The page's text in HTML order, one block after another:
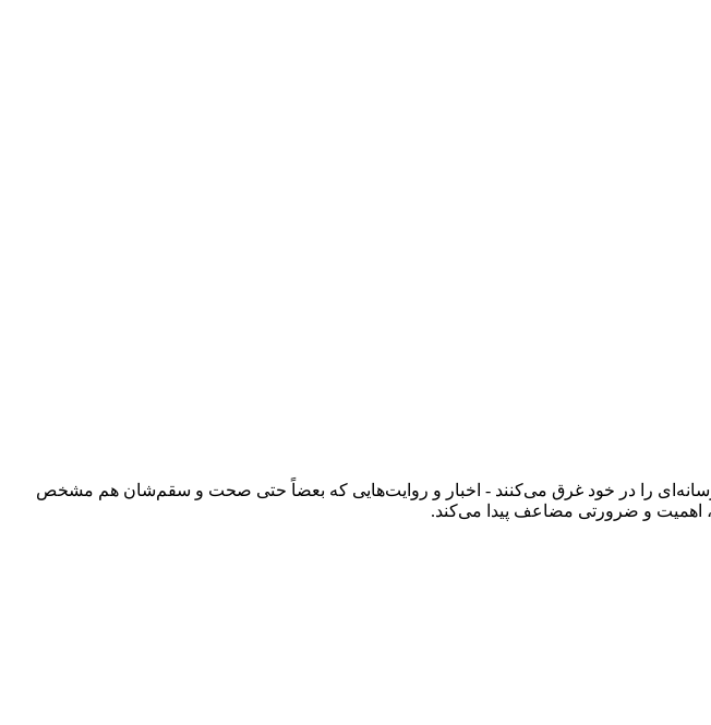
رسانه‌ای را در خود غرق می‌کنند - اخبار و روایت‌هایی که بعضاً حتی صحت و سقم‌شان هم مشخص
اهمیت و ضرورتی مضاعف پیدا می‌کند.